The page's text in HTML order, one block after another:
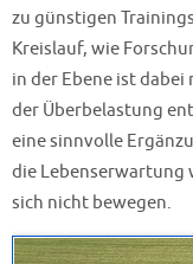
zu günstigen
Kreislauf, wie
in der Ebene ist dabei
der Überbelastung
eine sinnvolle
die Lebenserwartung
sich nicht bewegen.